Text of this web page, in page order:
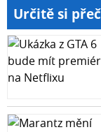
Určitě si